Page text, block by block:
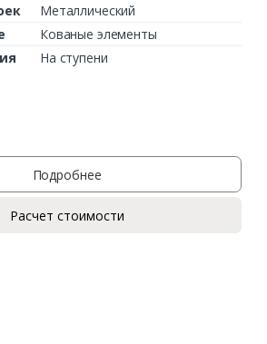
Металлический
Кованые элементы
На ступени
Подробнее
Расчет стоимости